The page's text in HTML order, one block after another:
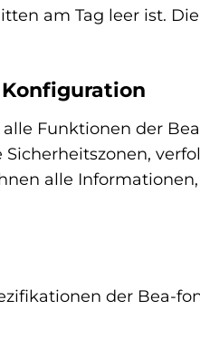
am Tag leer ist.
Funktionen der
alle
der Bea-